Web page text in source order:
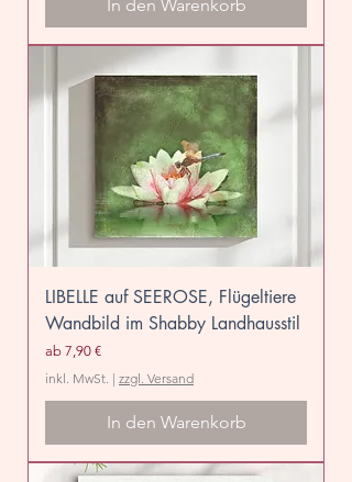
In den Warenkorb
LIBELLE auf SEEROSE, Flügeltiere
Wandbild im Shabby Landhausstil
ab 7,90 €
Sale-Preis
inkl. MwSt. | zzgl. Versand
In den Warenkorb